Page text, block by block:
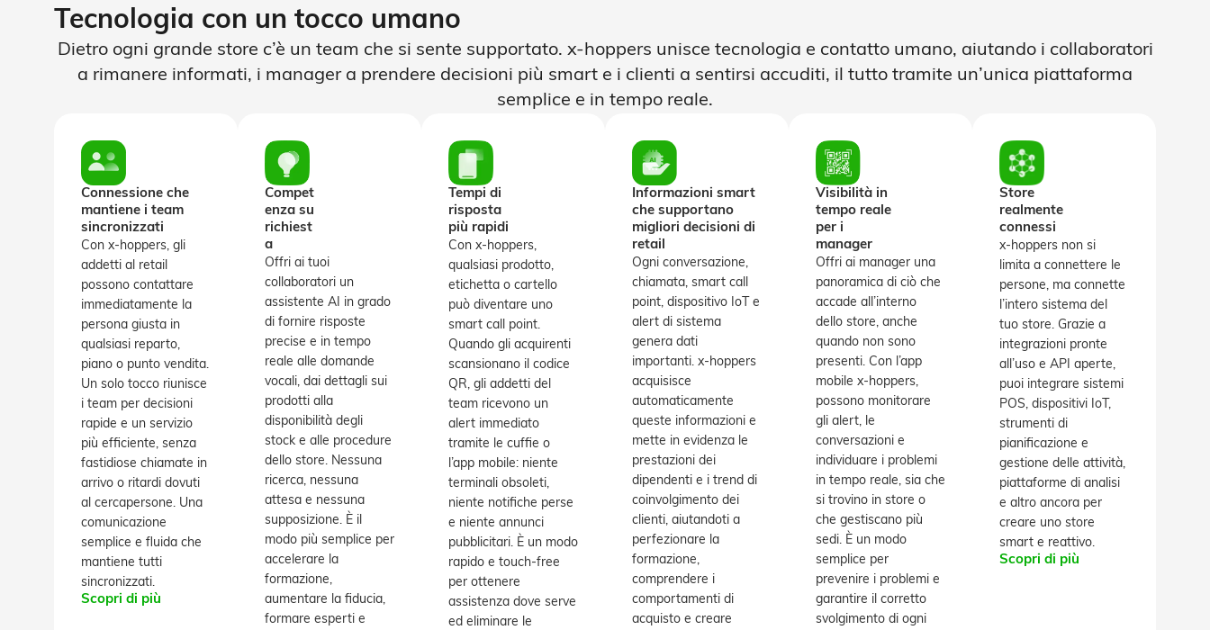
Tecnologia con un tocco umano
Dietro ogni grande store c’è un team che si sente supportato. x-hoppers unisce tecnologia e contatto umano, aiutando i collaboratori
a rimanere informati, i manager a prendere decisioni più smart e i clienti a sentirsi accuditi, il tutto tramite un’unica piattaforma
semplice e in tempo reale.
Connessione che
mantiene i team
sincronizzati
Con x-hoppers, gli
addetti al retail
possono contattare
immediatamente la
persona giusta in
qualsiasi reparto,
piano o punto vendita.
Un solo tocco riunisce
i team per decisioni
rapide e un servizio
più efficiente, senza
fastidiose chiamate in
arrivo o ritardi dovuti
al cercapersone. Una
comunicazione
semplice e fluida che
mantiene tutti
sincronizzati.
Scopri di più
Compet
enza su
richiest
a
Offri ai tuoi
collaboratori un
assistente AI in grado
di fornire risposte
precise e in tempo
reale alle domande
vocali, dai dettagli sui
prodotti alla
disponibilità degli
stock e alle procedure
dello store. Nessuna
ricerca, nessuna
attesa e nessuna
supposizione. È il
modo più semplice per
accelerare la
formazione,
aumentare la fiducia,
formare esperti e
Tempi di
risposta
più rapidi
Con x-hoppers,
qualsiasi prodotto,
etichetta o cartello
può diventare uno
smart call point.
Quando gli acquirenti
scansionano il codice
QR, gli addetti del
team ricevono un
alert immediato
tramite le cuffie o
l’app mobile: niente
terminali obsoleti,
niente notifiche perse
e niente annunci
pubblicitari. È un modo
rapido e touch-free
per ottenere
assistenza dove serve
ed eliminare le
Informazioni smart
che supportano
migliori decisioni di
retail
Ogni conversazione,
chiamata, smart call
point, dispositivo IoT e
alert di sistema
genera dati
importanti. x-hoppers
acquisisce
automaticamente
queste informazioni e
mette in evidenza le
prestazioni dei
dipendenti e i trend di
coinvolgimento dei
clienti, aiutandoti a
perfezionare la
formazione,
comprendere i
comportamenti di
acquisto e creare
Visibilità in
tempo reale
per i
manager
Offri ai manager una
panoramica di ciò che
accade all’interno
dello store, anche
quando non sono
presenti. Con l’app
mobile x-hoppers,
possono monitorare
gli alert, le
conversazioni e
individuare i problemi
in tempo reale, sia che
si trovino in store o
che gestiscano più
sedi. È un modo
semplice per
prevenire i problemi e
garantire il corretto
svolgimento di ogni
Store
realmente
connessi
x-hoppers non si
limita a connettere le
persone, ma connette
l’intero sistema del
tuo store. Grazie a
integrazioni pronte
all’uso e API aperte,
puoi integrare sistemi
POS, dispositivi IoT,
strumenti di
pianificazione e
gestione delle attività,
piattaforme di analisi
e altro ancora per
creare uno store
smart e reattivo.
Scopri di più